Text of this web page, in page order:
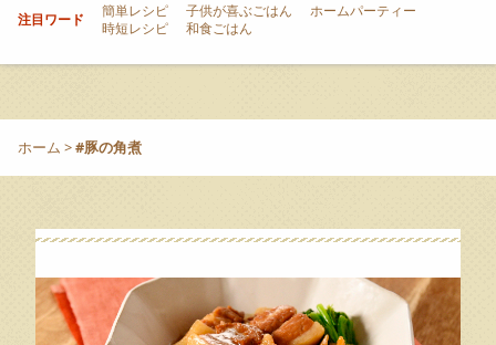
注目ワード 簡単レシピ 子供が喜ぶごはん
ホームパーティー
時短レシピ
和食ごはん
ホーム >#豚の角煮